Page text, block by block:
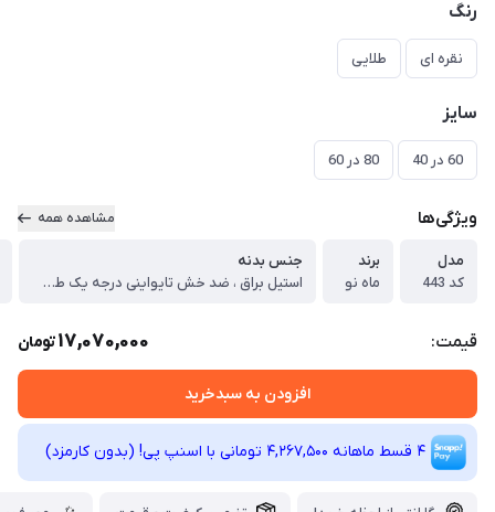
رنگ
نقره ای طلایی
سایز
60 در 40 80 در 60
ویژگی‌ها مشاهده همه
مدل
کد 443
برند
ماه نو
جنس بدنه
استیل براق ، ضد خش تایواینی درجه یک طلایی/ نقره ای
قیمت: 17,070,000تومان
افزودن به سبدخرید
4 قسط ماهانه 4,267,500 تومانی با اسنپ ‌پی! (بدون کارمزد)